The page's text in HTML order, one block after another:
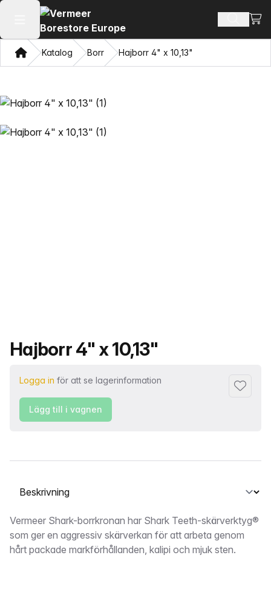
Öppna huvudmenyn Sök
HemKatalog Borr Hajborr 4" x 10,13"
Produktnamn
Hajborr 4" x 10,13"
Logga in för att se lagerinformation
Lägg
Lägg till i vagnen
Välj en flik
Beskrivning
Vermeer Shark-borrkronan har Shark Teeth-skärverktyg®
som ger en aggressiv skärverkan för att arbeta genom
hårt packade markförhållanden, kalipi och mjuk sten.